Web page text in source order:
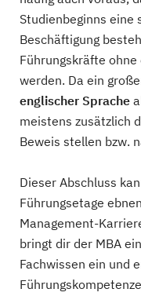
Studienbeginns eine
Beschäftigung
Führungskräfte
werden. Da ein
englischer Sprache
meistens zusätzlich
Beweis stellen bzw.
Dieser Abschluss
Führungsetage
Management-
bringt dir der MBA
Fachwissen ein und